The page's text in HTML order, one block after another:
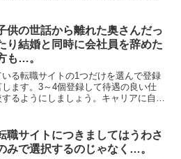
ができます。みんながみんな転職すれ
思い通りの条件で勤務でき...
供の世話から離れた奥さんだっ
り結婚と同時に会社員を辞めた
も…。
る転職サイトの1つだけを選んで登録
ます。3～4個登録して待遇の良い仕
るようにしましょう。キャリアに自信
職サイトにつきましてはうわさ
みで選択するのじゃなく…。